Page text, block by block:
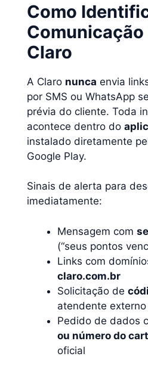
Como
Claro
A Claro nunca envia
por SMS ou WhatsApp
prévia do cliente. Toda
acontece dentro do
instalado diretamente
Google Play.
Sinais de alerta para
imediatamente:
Mensagem com
(“seus pontos
Links com
claro.com.br
Solicitação de
atendente
Pedido de dados
ou número do
oficial